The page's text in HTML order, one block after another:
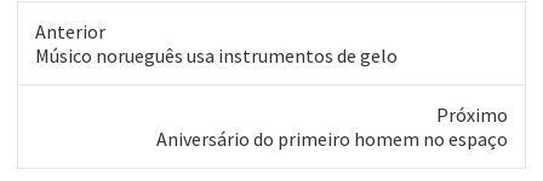
Anterior
Post
anterior:
Músico norueguês usa instrumentos de gelo
Próximo
post:
Aniversário do primeiro homem no espaço